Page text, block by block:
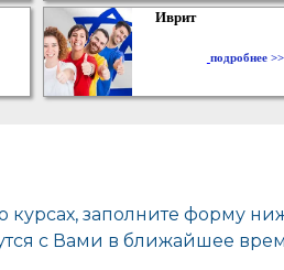
Иврит
подробнее >>